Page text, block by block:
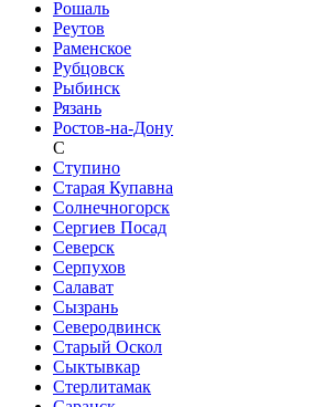
Рошаль
Реутов
Раменское
Рубцовск
Рыбинск
Рязань
Ростов-на-Дону
С
Ступино
Старая Купавна
Солнечногорск
Сергиев Посад
Северск
Серпухов
Салават
Сызрань
Северодвинск
Старый Оскол
Сыктывкар
Стерлитамак